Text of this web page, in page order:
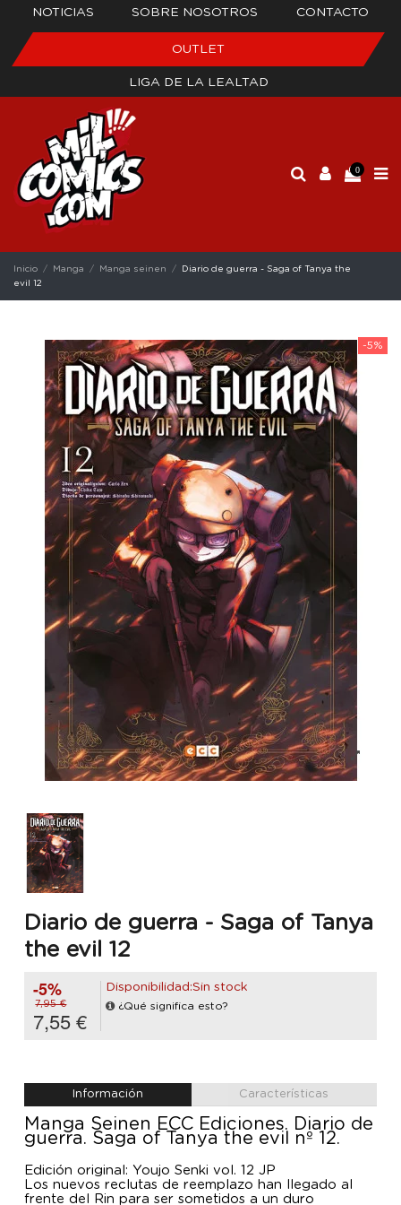
NOTICIAS SOBRE NOSOTROS CONTACTO
OUTLET
LIGA DE LA LEALTAD
0
Inicio Manga Manga seinen
Diario de guerra - Saga of Tanya the
evil 12
-5%
Diario de guerra - Saga of Tanya
the evil 12
-5%
7,95 €
7,55 €
Disponibilidad:Sin stock
¿Qué significa esto?
Información Características
Manga Seinen ECC Ediciones. Diario de
guerra. Saga of Tanya the evil nº 12.
Edición original: Youjo Senki vol. 12 JP
Los nuevos reclutas de reemplazo han llegado al
frente del Rin para ser sometidos a un duro